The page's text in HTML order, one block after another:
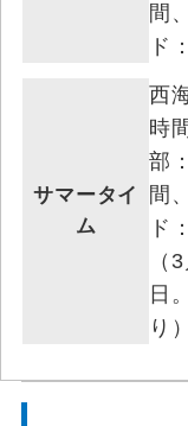
間
ド
サマータイ
ム
西
時
部
間
ド
（
日
り）